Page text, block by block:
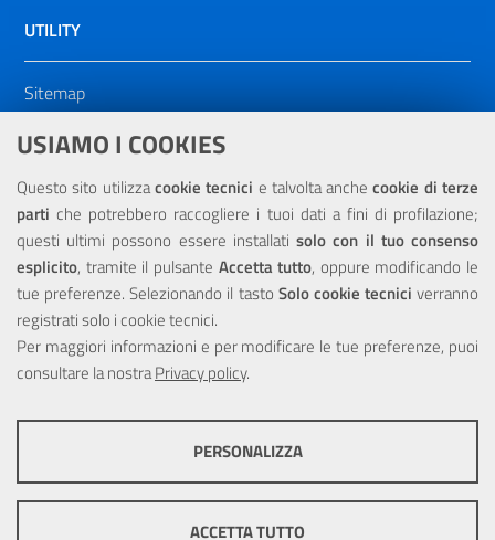
USIAMO I COOKIES
Questo sito utilizzacookie tecnici e talvolta anchecookie di terze
parti che potrebbero raccogliere i tuoi dati a fini di profilazione;
questi ultimi possono essere installatisolo con il tuo consenso
esplicito, tramite il pulsante Accetta tutto, oppure modificando le
tue preferenze. Selezionando il tasto Solo cookie tecnici verranno
registrati solo i cookie tecnici.
Per maggiori informazioni e per modificare le tue preferenze, puoi
consultare la nostraPrivacy policy.
PERSONALIZZA
ACCETTA TUTTO
UTILITY
Sitemap
Dichiarazione di accessibilità
NOTE LEGALI
Privacy
Portale realizzato con la partecipazione finanziaria dell'Unione
Europea tramite i fondi del POR Sicilia 2000/2006 Misura 6.05 -